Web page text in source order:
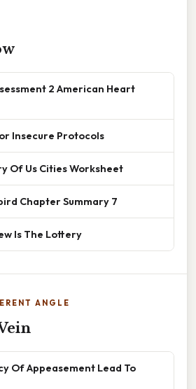
2 American Heart
Insecure Protocols
Of Us Cities Worksheet
Chapter Summary 7
Is The Lottery
ANGLE
Of Appeasement Lead To